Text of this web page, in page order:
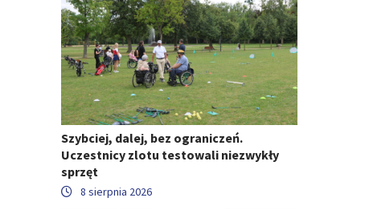
Szybciej, dalej, bez ograniczeń.
Uczestnicy zlotu testowali niezwykły
sprzęt
8 sierpnia 2026